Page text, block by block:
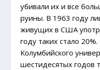
убивали их и все
руины. В 1963 году
живущих в США
году таких стало
Колумбийского
шестидесятых годов